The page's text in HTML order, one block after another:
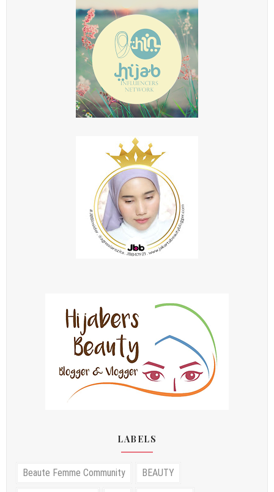
LABELS
Beaute Femme Community BEAUTY